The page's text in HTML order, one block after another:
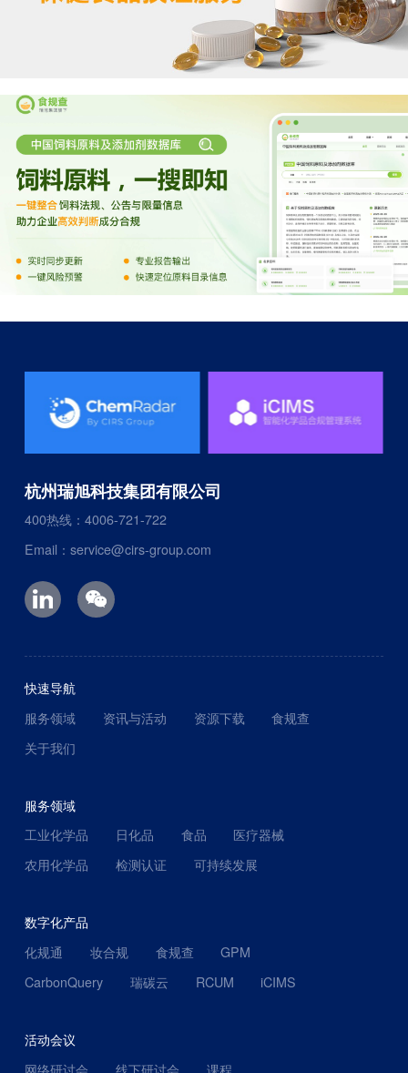
杭州瑞旭科技集团有限公司
400热线：4006-721-722
Email：service@cirs-group.com
快速导航
服务领域
资讯与活动 资源下载
食规查
关于我们
服务领域
工业化学品
日化品 食品
医疗器械
农用化学品
检测认证 可持续发展
数字化产品
化规通
妆合规 食规查
GPM
CarbonQuery
瑞碳云 RCUM iCIMS
活动会议
网络研讨会
线下研讨会 课程